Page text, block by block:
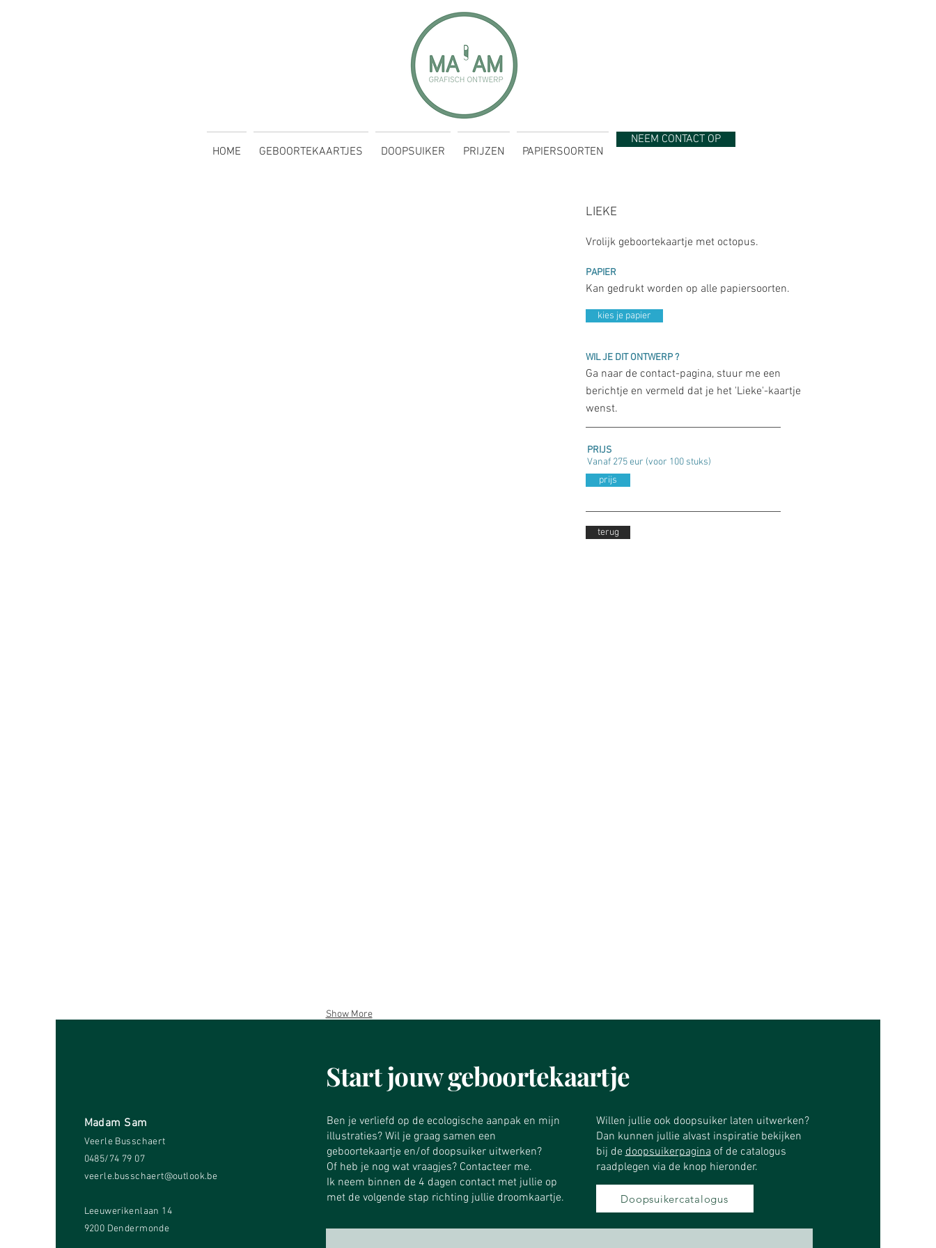
HOME GEBOORTEKAARTJES DOOPSUIKER PRIJZEN PAPIERSOORTEN
NEEM CONTACT OP
Show More
LIEKE
Vrolijk geboortekaartje met octopus.
PAPIER
Kan gedrukt worden op alle papiersoorten.
WIL JE DIT ONTWERP ?
Ga naar de contact-pagina, stuur me een
berichtje en vermeld dat je het 'Lieke'-kaartje
wenst.
kies je papier
PRIJS
Vanaf 275 eur (voor 100 stuks)
prijs
terug
Madam Sam
Veerle Busschaert
0485/74 79 07
veerle.busschaert@outlook.be
Leeuwerikenlaan 14
9200 Dendermonde
Start jouw geboortekaartje
Ben je verliefd op de ecologische aanpak en mijn
illustraties? Wil je graag samen een
geboortekaartje en/of doopsuiker uitwerken?
Of heb je nog wat vraagjes? Contacteer me.
Ik neem binnen de 4 dagen contact met jullie op
met de volgende stap richting jullie droomkaartje.​​​
​Willen jullie ook doopsuiker laten uitwerken?
Dan kunnen jullie alvast inspiratie bekijken
bij dedoopsuikerpaginaof de catalogus
raadplegen via de knop hieronder.​
Doopsuikercatalogus